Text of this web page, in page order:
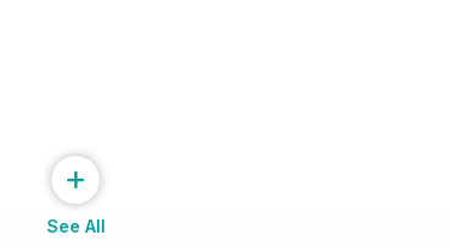
+
See All